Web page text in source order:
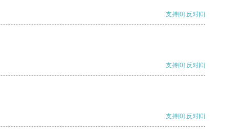
支持[0] 反对[0]
支持[0] 反对[0]
支持[0] 反对[0]